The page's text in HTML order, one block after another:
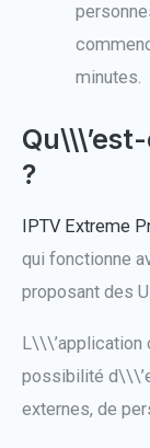
minutes.
?
IPTV Extreme
qui fonctionne
proposant des
L\\\’application
possibilité
externes, de